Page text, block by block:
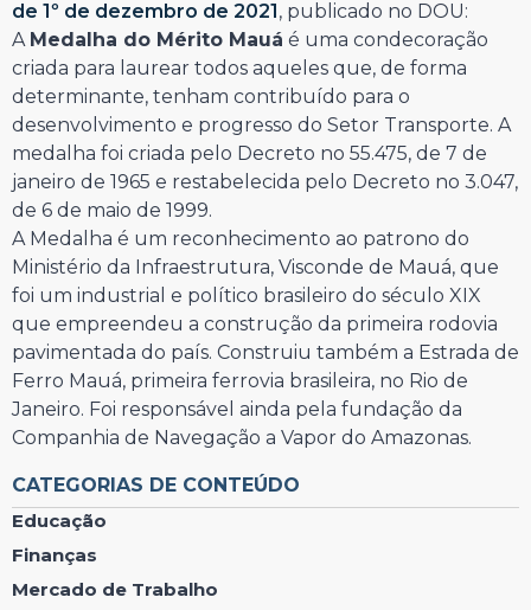
de 1º de dezembro de 2021, publicado no DOU:
A Medalha do Mérito Mauá é uma condecoração
criada para laurear todos aqueles que, de forma
determinante, tenham contribuído para o
desenvolvimento e progresso do Setor Transporte. A
medalha foi criada pelo Decreto no 55.475, de 7 de
janeiro de 1965 e restabelecida pelo Decreto no 3.047,
de 6 de maio de 1999.
A Medalha é um reconhecimento ao patrono do
Ministério da Infraestrutura, Visconde de Mauá, que
foi um industrial e político brasileiro do século XIX
que empreendeu a construção da primeira rodovia
pavimentada do país. Construiu também a Estrada de
Ferro Mauá, primeira ferrovia brasileira, no Rio de
Janeiro. Foi responsável ainda pela fundação da
Companhia de Navegação a Vapor do Amazonas.
CATEGORIAS DE CONTEÚDO
Educação
Finanças
Mercado de Trabalho